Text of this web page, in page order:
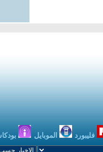
فليبورد الموبايل